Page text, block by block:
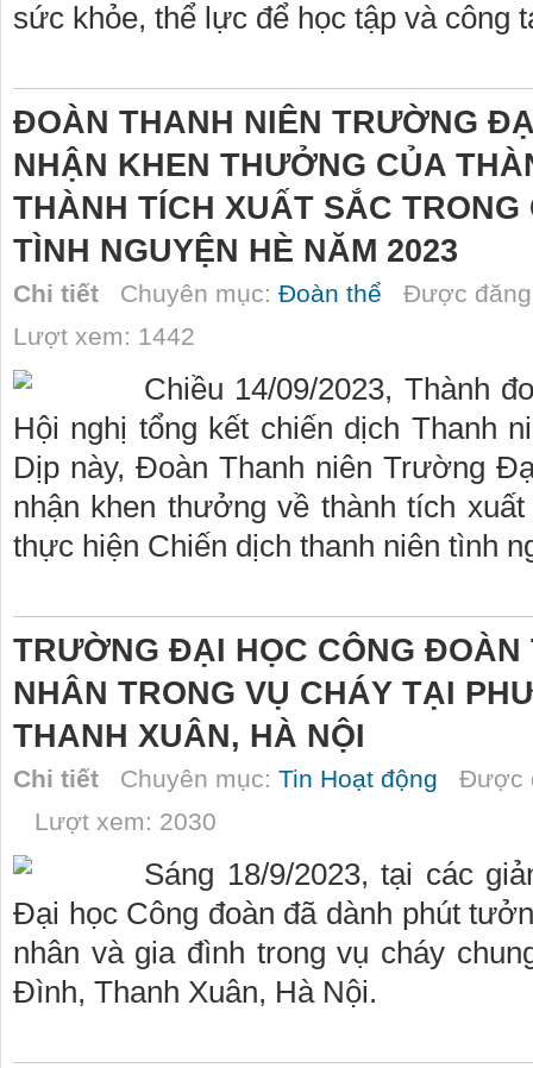
sức khỏe, thể lực để học tập và công
ĐOÀN THANH NIÊN TRƯỜNG
NHẬN KHEN THƯỞNG CỦA
THÀNH TÍCH XUẤT SẮC
TÌNH NGUYỆN HÈ NĂM 2023
Chi tiết Chuyên mục: Đoàn thể Được
Lượt xem: 1442
Chiều 14/09/2023, Thành
Hội nghị tổng kết chiến dịch Thanh
Dịp này, Đoàn Thanh niên Trường
nhận khen thưởng về thành tích
thực hiện Chiến dịch thanh niên tình
TRƯỜNG ĐẠI HỌC CÔNG
NHÂN TRONG VỤ CHÁY TẠI
THANH XUÂN, HÀ NỘI
Chi tiết Chuyên mục: Tin Hoạt động Được
Lượt xem: 2030
Sáng 18/9/2023, tại các
Đại học Công đoàn đã dành phút
nhân và gia đình trong vụ cháy
Đình, Thanh Xuân, Hà Nội.